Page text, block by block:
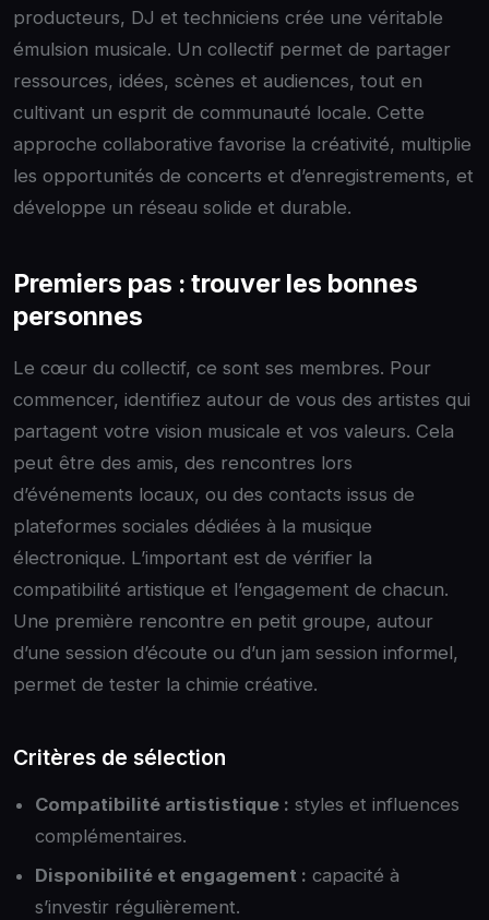
producteurs, DJ et techniciens crée une véritable
émulsion musicale. Un collectif permet de partager
ressources, idées, scènes et audiences, tout en
cultivant un esprit de communauté locale. Cette
approche collaborative favorise la créativité, multiplie
les opportunités de concerts et d’enregistrements, et
développe un réseau solide et durable.
Premiers pas : trouver les bonnes
personnes
Le cœur du collectif, ce sont ses membres. Pour
commencer, identifiez autour de vous des artistes qui
partagent votre vision musicale et vos valeurs. Cela
peut être des amis, des rencontres lors
d’événements locaux, ou des contacts issus de
plateformes sociales dédiées à la musique
électronique. L’important est de vérifier la
compatibilité artistique et l’engagement de chacun.
Une première rencontre en petit groupe, autour
d’une session d’écoute ou d’un jam session informel,
permet de tester la chimie créative.
Critères de sélection
Compatibilité artististique : styles et influences
complémentaires.
Disponibilité et engagement : capacité à
s’investir régulièrement.